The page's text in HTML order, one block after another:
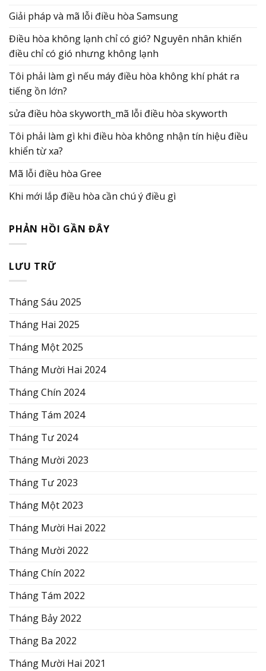
Giải pháp và mã lỗi điều hòa Samsung
Điều hòa không lạnh chỉ có gió? Nguyên nhân khiến
điều chỉ có gió nhưng không lạnh
Tôi phải làm gì nếu máy điều hòa không khí phát ra
tiếng ồn lớn?
sửa điều hòa skyworth_mã lỗi điều hòa skyworth
Tôi phải làm gì khi điều hòa không nhận tín hiệu điều
khiển từ xa?
Mã lỗi điều hòa Gree
Khi mới lắp điều hòa cần chú ý điều gì
PHẢN HỒI GẦN ĐÂY
LƯU TRỮ
Tháng Sáu 2025
Tháng Hai 2025
Tháng Một 2025
Tháng Mười Hai 2024
Tháng Chín 2024
Tháng Tám 2024
Tháng Tư 2024
Tháng Mười 2023
Tháng Tư 2023
Tháng Một 2023
Tháng Mười Hai 2022
Tháng Mười 2022
Tháng Chín 2022
Tháng Tám 2022
Tháng Bảy 2022
Tháng Ba 2022
Tháng Mười Hai 2021